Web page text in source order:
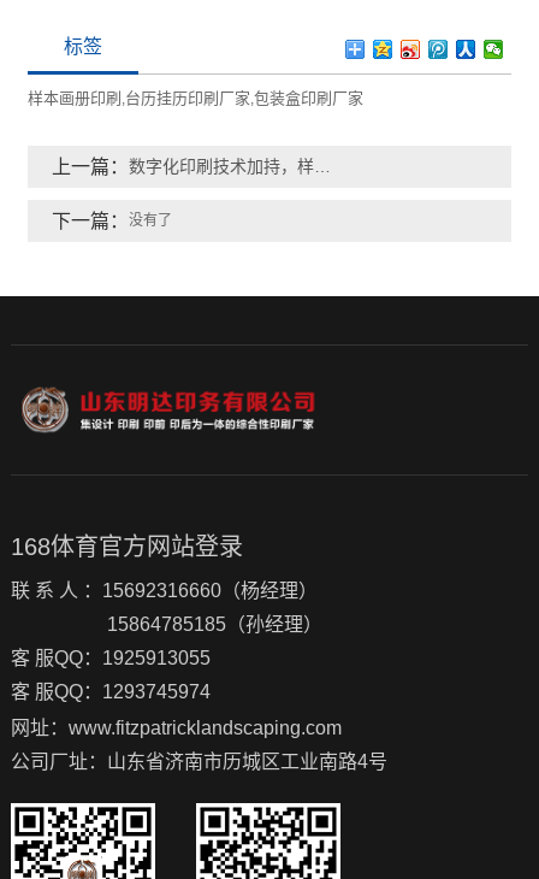
标签
样本画册印刷 ,台历挂历印刷厂家,包装盒印刷厂家
上一篇：
下一篇：没有了
168体育官方网站登录
联 系 人 ：15692316660（杨经理）
15864785185（孙经理）
客 服QQ：1925913055
客 服QQ：1293745974
网址：www.fitzpatricklandscaping.com
公司厂址：山东省济南市历城区工业南路4号